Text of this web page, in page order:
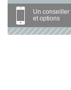
Un
et options